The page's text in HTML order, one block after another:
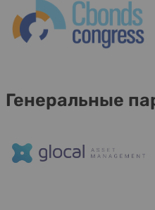
Генеральные